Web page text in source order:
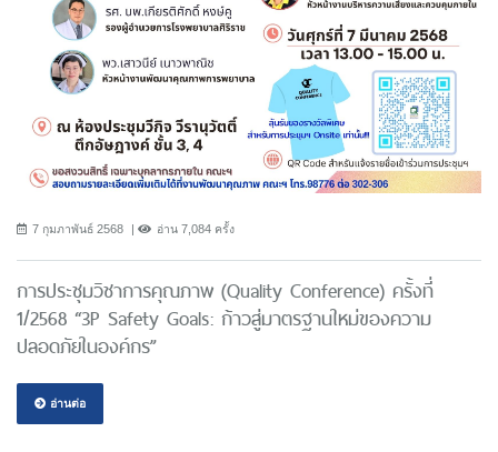
7 กุมภาพันธ์ 2568 อ่าน 7,084 ครั้ง
การประชุมวิชาการคุณภาพ (Quality Conference) ครั้งที่
1/2568 “3P Safety Goals: ก้าวสู่มาตรฐานใหม่ของความ
ปลอดภัยในองค์กร”
อ่านต่อ